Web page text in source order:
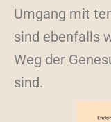
Umgang mit
sind ebenfalls
Weg der
sind.